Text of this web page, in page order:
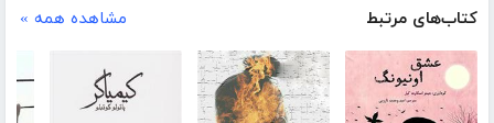
کتاب‌های مرتبط مشاهده همه »